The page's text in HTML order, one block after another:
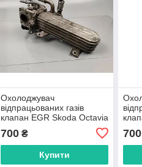
Охолоджувач
відпрацьованих газів
клапан EGR Skoda Octavia
700₴
Купити
700